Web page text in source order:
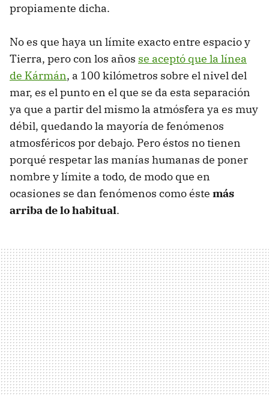
propiamente dicha.
No es que haya un límite exacto entre espacio y
Tierra, pero con los años se aceptó que la línea
de Kármán, a 100 kilómetros sobre el nivel del
mar, es el punto en el que se da esta separación
ya que a partir del mismo la atmósfera ya es muy
débil, quedando la mayoría de fenómenos
atmosféricos por debajo. Pero éstos no tienen
porqué respetar las manías humanas de poner
nombre y límite a todo, de modo que en
ocasiones se dan fenómenos como éste más
arriba de lo habitual.